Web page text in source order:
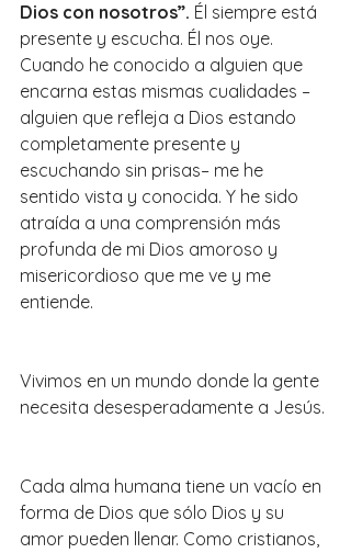
Dios con nosotros”. Él siempre está
presente y escucha. Él nos oye.
Cuando he conocido a alguien que
encarna estas mismas cualidades –
alguien que refleja a Dios estando
completamente presente y
escuchando sin prisas– me he
sentido vista y conocida. Y he sido
atraída a una comprensión más
profunda de mi Dios amoroso y
misericordioso que me ve y me
entiende.
Vivimos en un mundo donde la gente
necesita desesperadamente a Jesús.
Cada alma humana tiene un vacío en
forma de Dios que sólo Dios y su
amor pueden llenar. Como cristianos,